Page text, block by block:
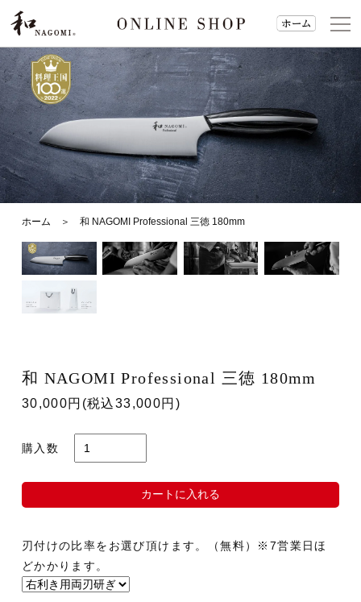
カートを見る
マイアカウント
お問い合わせ
ホーム ＞ 和 NAGOMI Professional 三徳 180mm
和 NAGOMI Professional 三徳 180mm
30,000円(税込33,000円)
購入数
カートに入れる
刃付けの比率をお選び頂けます。（無料）※7営業日ほ
どかかります。